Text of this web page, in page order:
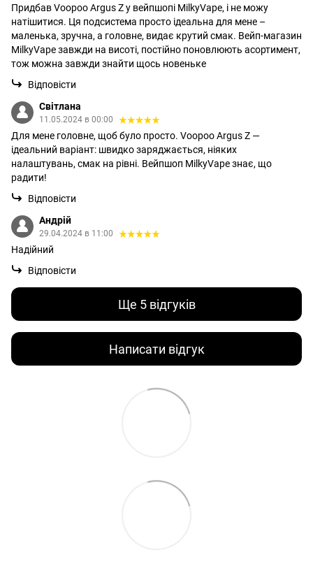
Придбав Voopoo Argus Z у вейпшопі MilkyVape, і не можу
натішитися. Ця подсистема просто ідеальна для мене –
маленька, зручна, а головне, видає крутий смак. Вейп-магазин
MilkyVape завжди на висоті, постійно поновлюють асортимент,
тож можна завжди знайти щось новеньке
Відповісти
Світлана
11.05.2024 в 00:00
Для мене головне, щоб було просто. Voopoo Argus Z —
ідеальний варіант: швидко заряджається, ніяких
налаштувань, смак на рівні. Вейпшоп MilkyVape знає, що
радити!
Відповісти
Андрій
29.04.2024 в 11:00
Надійний
Відповісти
Ще 5 відгуків
Написати відгук